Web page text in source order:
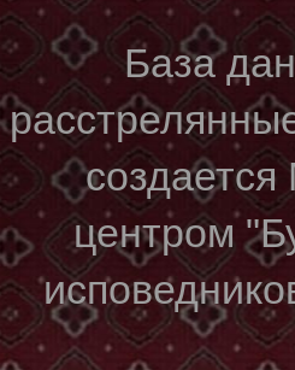
База
центром